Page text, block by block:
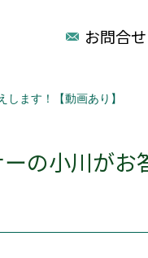
お問合せ
ます！【動画あり】
の小川がお